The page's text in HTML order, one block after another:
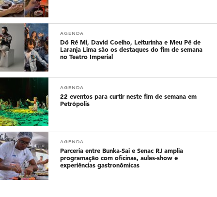
AGENDA
Dó Ré Mi, David Coelho, Leiturinha e Meu Pé de
Laranja Lima são os destaques do fim de semana
no Teatro Imperial
AGENDA
22 eventos para curtir neste fim de semana em
Petrópolis
AGENDA
Parceria entre Bunka-Sai e Senac RJ amplia
programação com oficinas, aulas-show e
experiências gastronômicas